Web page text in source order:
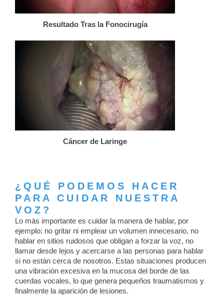
Resultado Tras la Fonocirugía
Cáncer de Laringe
¿QUÉ PODEMOS HACER
PARA CUIDAR NUESTRA
VOZ?
Lo más importante es cuidar la manera de hablar, por
ejemplo: no gritar ni emplear un volumen innecesario, no
hablar en sitios ruidosos que obligan a forzar la voz, no
llamar desde lejos y acercarse a las personas para hablar
si no están cerca de nosotros. Estas situaciones producen
una vibración excesiva en la mucosa del borde de las
cuerdas vocales, lo que genera pequeños traumatismos y
finalmente la aparición de lesiones.